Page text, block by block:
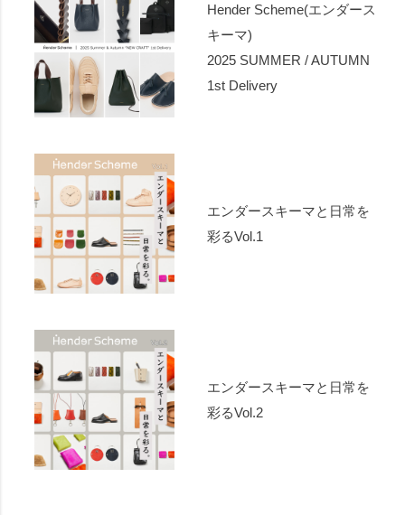
Hender Scheme(エンダース
キーマ)
2025 SUMMER / AUTUMN
1st Delivery
エンダースキーマと日常を
彩るVol.1
エンダースキーマと日常を
彩るVol.2